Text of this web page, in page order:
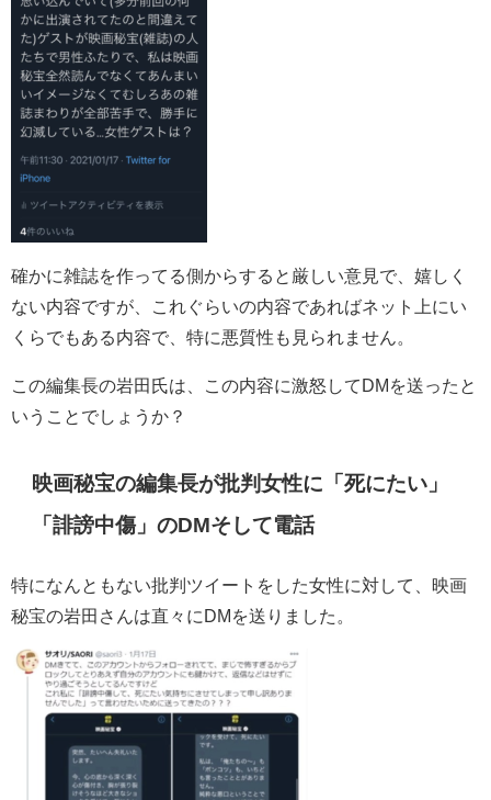
確かに雑誌を作ってる側からすると厳しい意見で、嬉しく
ない内容ですが、これぐらいの内容であればネット上にい
くらでもある内容で、特に悪質性も見られません。
この編集長の岩田氏は、この内容に激怒してDMを送ったと
いうことでしょうか？
映画秘宝の編集長が批判女性に「死にたい」
「誹謗中傷」のDMそして電話
特になんともない批判ツイートをした女性に対して、映画
秘宝の岩田さんは直々にDMを送りました。